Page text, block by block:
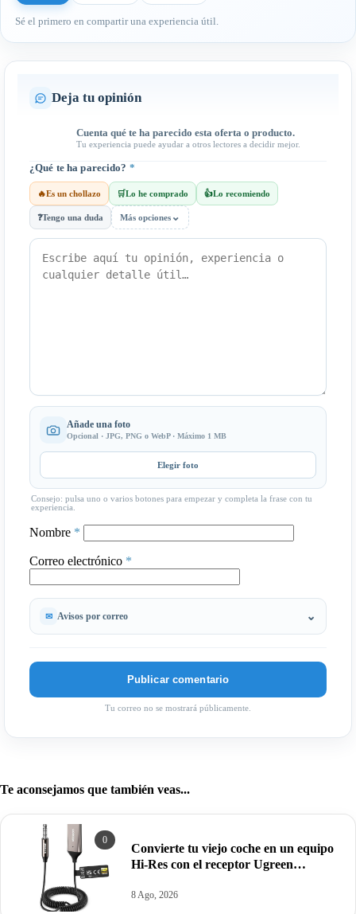
Sé el primero en compartir una experiencia útil.
Deja tu opinión
Cuenta qué te ha parecido esta oferta o producto.
Tu experiencia puede ayudar a otros lectores a decidir mejor.
¿Qué te ha parecido? *
🔥Es un chollazo 🛒Lo he comprado 👍Lo recomiendo
❓Tengo una duda Más opciones ⌄
Añade una foto
Opcional · JPG, PNG o WebP · Máximo 1 MB
Elegir foto
Consejo: pulsa uno o varios botones para empezar y completa la frase con tu
experiencia.
Nombre *
Correo electrónico *
Avisos por correo
Tu correo no se mostrará públicamente.
Te aconsejamos que también veas...
0
Convierte tu viejo coche en un equipo
Hi-Res con el receptor Ugreen
21,99€.
8 Ago, 2026